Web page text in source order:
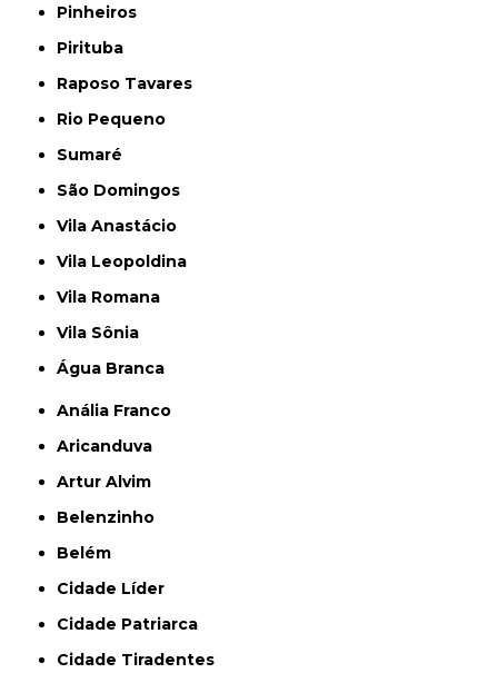
Pinheiros
Pirituba
Raposo Tavares
Rio Pequeno
Sumaré
São Domingos
Vila Anastácio
Vila Leopoldina
Vila Romana
Vila Sônia
Água Branca
Anália Franco
Aricanduva
Artur Alvim
Belenzinho
Belém
Cidade Líder
Cidade Patriarca
Cidade Tiradentes